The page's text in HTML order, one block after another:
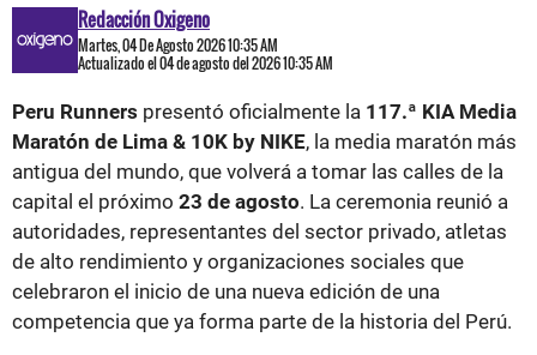
Redacción Oxigeno
Martes, 04 De Agosto 2026 10:35 AM
Actualizado el 04 de agosto del 2026 10:35 AM
Peru Runners presentó oficialmente la 117.ª KIA Media
Maratón de Lima & 10K by NIKE, la media maratón más
antigua del mundo, que volverá a tomar las calles de la
capital el próximo 23 de agosto. La ceremonia reunió a
autoridades, representantes del sector privado, atletas
de alto rendimiento y organizaciones sociales que
celebraron el inicio de una nueva edición de una
competencia que ya forma parte de la historia del Perú.